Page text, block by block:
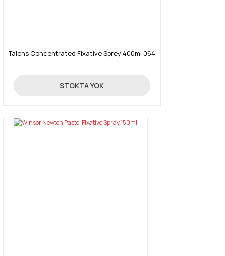
Talens Concentrated Fixative Sprey 400ml 064
945,00 TL
STOKTA YOK